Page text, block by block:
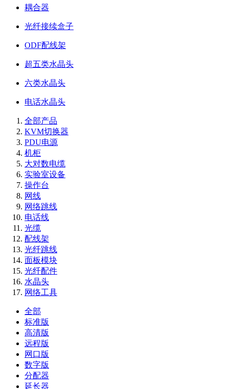
耦合器
光纤接续盒子
ODF配线架
超五类水晶头
六类水晶头
电话水晶头
全部产品
KVM切换器
PDU电源
机柜
大对数电缆
实验室设备
操作台
网线
网络跳线
电话线
光缆
配线架
光纤跳线
面板模块
光纤配件
水晶头
网络工具
全部
标准版
高清版
远程版
网口版
数字版
分配器
延长器